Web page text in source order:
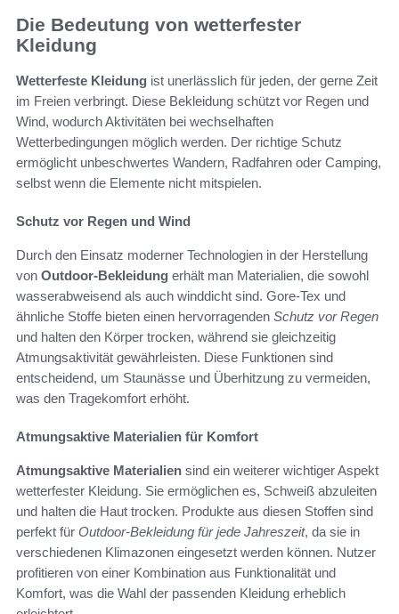
Die Bedeutung von wetterfester
Kleidung
Wetterfeste Kleidung ist unerlässlich für jeden, der gerne Zeit
im Freien verbringt. Diese Bekleidung schützt vor Regen und
Wind, wodurch Aktivitäten bei wechselhaften
Wetterbedingungen möglich werden. Der richtige Schutz
ermöglicht unbeschwertes Wandern, Radfahren oder Camping,
selbst wenn die Elemente nicht mitspielen.
Schutz vor Regen und Wind
Durch den Einsatz moderner Technologien in der Herstellung
von Outdoor-Bekleidung erhält man Materialien, die sowohl
wasserabweisend als auch winddicht sind. Gore-Tex und
ähnliche Stoffe bieten einen hervorragenden Schutz vor Regen
und halten den Körper trocken, während sie gleichzeitig
Atmungsaktivität gewährleisten. Diese Funktionen sind
entscheidend, um Staunässe und Überhitzung zu vermeiden,
was den Tragekomfort erhöht.
Atmungsaktive Materialien für Komfort
Atmungsaktive Materialien sind ein weiterer wichtiger Aspekt
wetterfester Kleidung. Sie ermöglichen es, Schweiß abzuleiten
und halten die Haut trocken. Produkte aus diesen Stoffen sind
perfekt für Outdoor-Bekleidung für jede Jahreszeit, da sie in
verschiedenen Klimazonen eingesetzt werden können. Nutzer
profitieren von einer Kombination aus Funktionalität und
Komfort, was die Wahl der passenden Kleidung erheblich